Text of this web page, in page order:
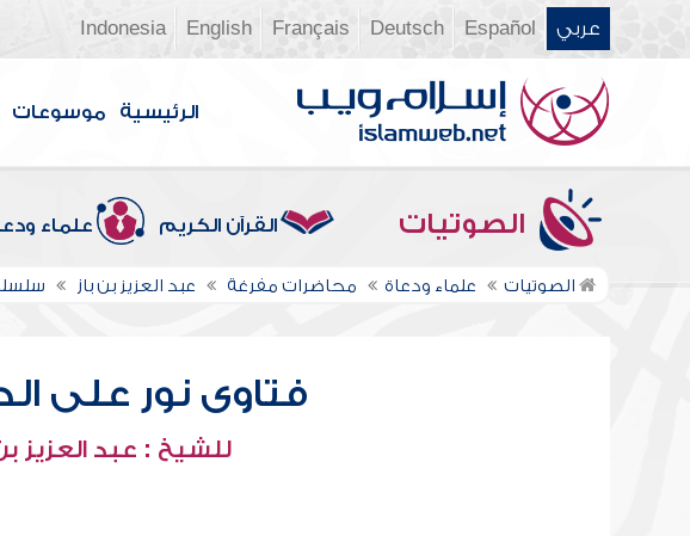
عربي Español
Deutsch
Français
English
Indonesia
الرئيسية موسوعات
الصوتيات القرآن الكريم علماء
الصوتيات علماء ودعاة محاضرات مفرغة عبد العزيز بن باز
فتاوى نور على
للشيخ : عبد العزيز بن